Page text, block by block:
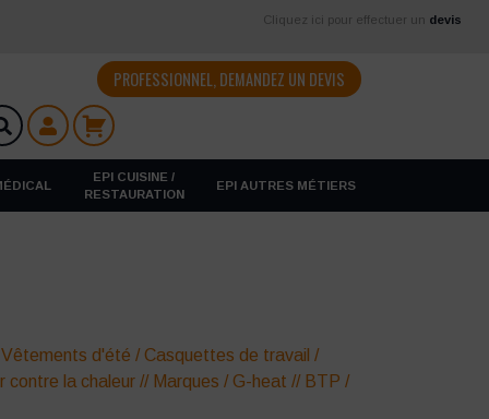
Cliquez ici pour effectuer un devis
PROFESSIONNEL, DEMANDEZ UN DEVIS
EPI CUISINE /
RESTAURATION
EPI AUTRES MÉTIERS
Vêtements d'été / Casquettes de travail /
contre la chaleur // Marques / G-heat // BTP /